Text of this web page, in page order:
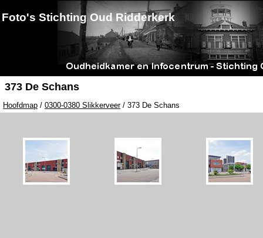
Foto's Stichting Oud Ridderkerk
373 De Schans
Hoofdmap / 0300-0380 Slikkerveer/ 373 De Schans